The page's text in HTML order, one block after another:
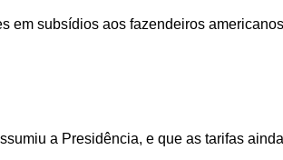
em subsídios aos fazendeiros
a Presidência, e que as tarifas